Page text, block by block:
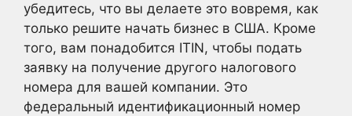
убедитесь, что вы делаете это вовремя, как
только решите начать бизнес в США. Кроме
того, вам понадобится ITIN, чтобы подать
заявку на получение другого налогового
номера для вашей компании. Это
федеральный идентификационный номер